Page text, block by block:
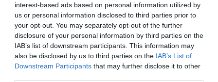
interest-based ads based on personal information utilized by
us or personal information disclosed to third parties prior to
your opt-out. You may separately opt-out of the further
disclosure of your personal information by third parties on the
IAB’s list of downstream participants. This information may
also be disclosed by us to third parties on the IAB’s List of
Downstream Participants that may further disclose it to other
REGISZTRÁCIÓ
TÁRSSZERVEZŐ